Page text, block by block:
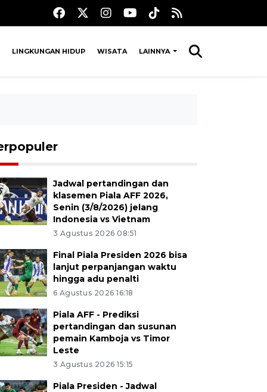
LINGKUNGAN HIDUP WISATA LAINNYA
Jadwal pertandingan dan
klasemen Piala AFF 2026,
Senin (3/8/2026) jelang
Indonesia vs Vietnam
3 Agustus 2026 08:51
Final Piala Presiden 2026 bisa
lanjut perpanjangan waktu
hingga adu penalti
6 Agustus 2026 16:18
Piala AFF - Prediksi
pertandingan dan susunan
pemain Kamboja vs Timor
Leste
3 Agustus 2026 15:15
Piala Presiden - Jadwal